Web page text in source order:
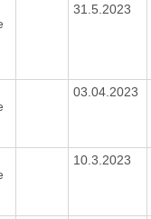
31.5.2023
03.04.2023
10.3.2023